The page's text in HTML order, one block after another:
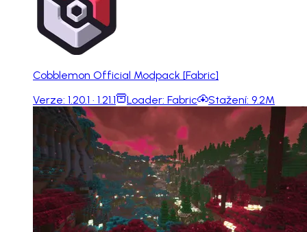
Cobblemon Official Modpack [Fabric]
Verze: 1.20.1 · 1.21.1 Loader: Fabric Stažení: 9.2M